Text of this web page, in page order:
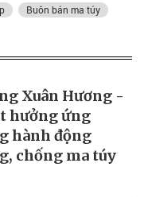
Buôn bán ma túy
Xuân Hương -
hưởng ứng
hành động
chống ma túy